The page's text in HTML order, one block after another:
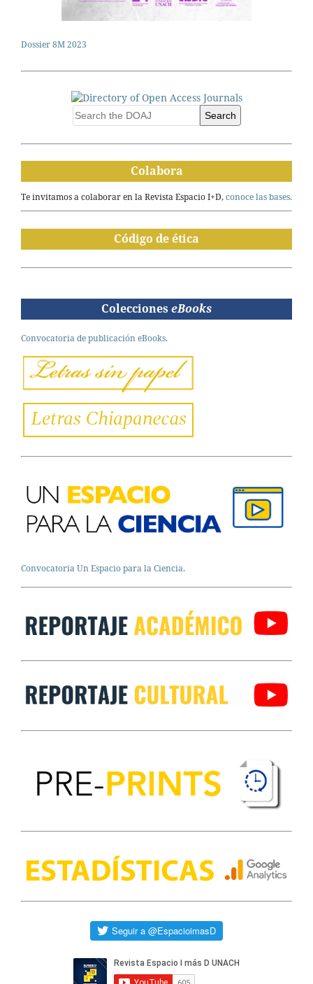
Dossier 8M 2023
Search
Colabora
Te invitamos a colaborar en la Revista Espacio I+D,conoce las bases.
Código de ética
Colecciones eBooks
Convocatoria de publicación eBooks.
Convocatoria Un Espacio para la Ciencia.